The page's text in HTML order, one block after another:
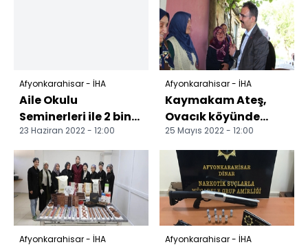
Afyonkarahisar - İHA
Aile Okulu
Seminerleri ile 2 bin
kişiye ulaşıldı
23 Haziran 2022 - 12:00
Afyonkarahisar - İHA
Kaymakam Ateş,
Ovacık köyünde
'Halk Toplantısı'
yaptı
25 Mayıs 2022 - 12:00
Afyonkarahisar - İHA Afyonkarahisar - İHA